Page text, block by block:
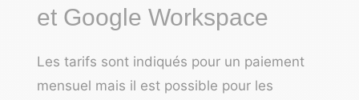
et Google Workspace
Les tarifs sont indiqués pour un paiement
mensuel mais il est possible pour les